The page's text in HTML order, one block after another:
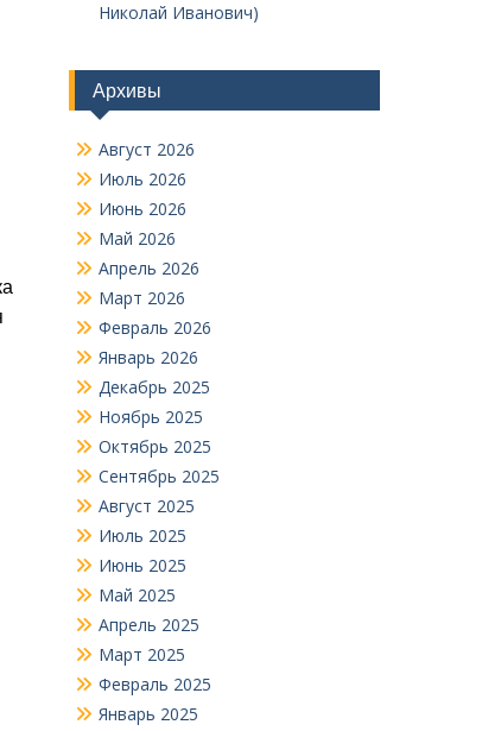
Николай Иванович)
Архивы
Август 2026
Июль 2026
Июнь 2026
Май 2026
Апрель 2026
Март 2026
Февраль 2026
Январь 2026
Декабрь 2025
Ноябрь 2025
Октябрь 2025
Сентябрь 2025
Август 2025
Июль 2025
Июнь 2025
Май 2025
Апрель 2025
Март 2025
Февраль 2025
Январь 2025